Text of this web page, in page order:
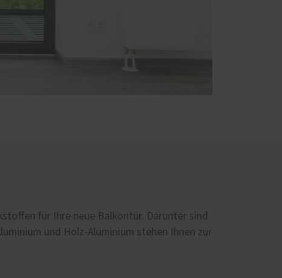
für Ihre neue Balkontür. Darunter sind
und Holz-Aluminium stehen Ihnen zur